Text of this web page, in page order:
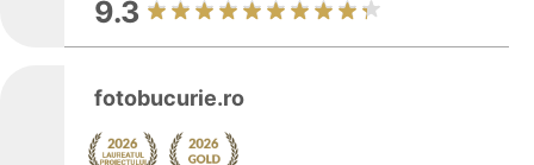
9.3
fotobucurie.ro